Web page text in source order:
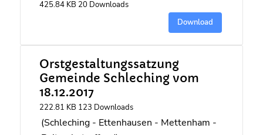
425.84 KB 20 Downloads
Download
Orstgestaltungssatzung
Gemeinde Schleching vom
18.12.2017
222.81 KB 123 Downloads
(Schleching - Ettenhausen - Mettenham -